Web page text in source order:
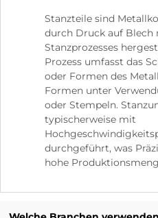
Stanzteile sind
durch Druck auf Blech
Stanzprozesses
Prozess umfasst das
oder Formen des
Formen unter
oder Stempeln.
typischerweise mit
durchgeführt, was
hohe